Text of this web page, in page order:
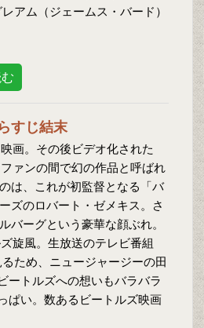
アム（ジェームス・バード）
すじ結末
画。その後ビデオ化された
ァンの間で幻の作品と呼ばれ
は、これが初監督となる「バ
ズのロバート・ゼメキス。さ
バーグという豪華な顔ぶれ。
旋風。生放送のテレビ番組
ため、ニュージャージーの田
ートルズへの想いもバラバラ
ぱい。数あるビートルズ映画